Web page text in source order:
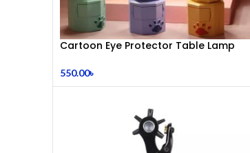
Cartoon Eye Protector Table Lamp
550.00৳